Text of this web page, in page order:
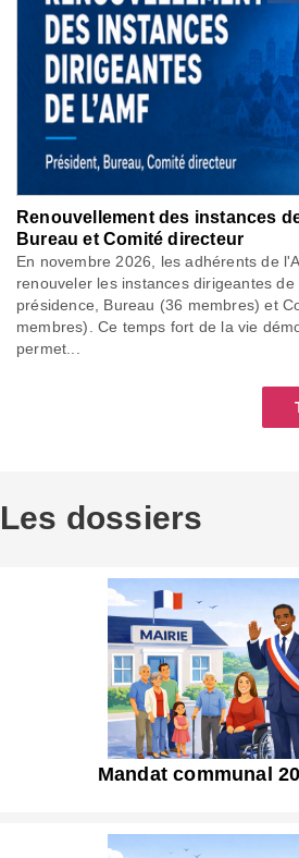
Renouvellement des instances
Bureau et Comité directeur
En novembre 2026, les adhérents de
renouveler les instances dirigeantes de
présidence, Bureau (36 membres) et
membres). Ce temps fort de la vie
permet...
Les dossiers
Mandat communal